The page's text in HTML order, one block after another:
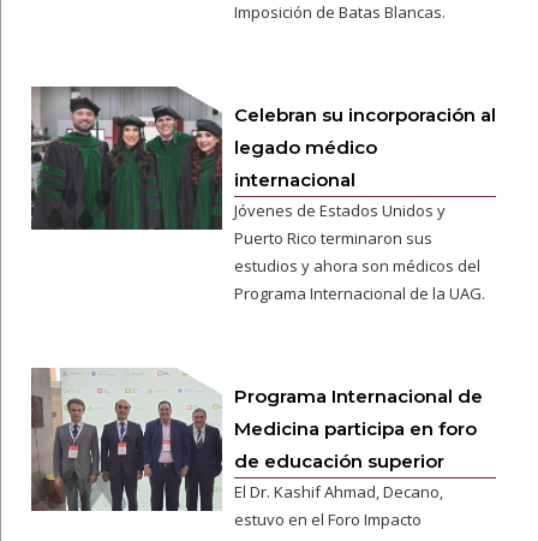
Imposición de Batas Blancas.
Celebran su incorporación al
legado médico
internacional
Jóvenes de Estados Unidos y
Puerto Rico terminaron sus
estudios y ahora son médicos del
Programa Internacional de la UAG.
Programa Internacional de
Medicina participa en foro
de educación superior
El Dr. Kashif Ahmad, Decano,
estuvo en el Foro Impacto